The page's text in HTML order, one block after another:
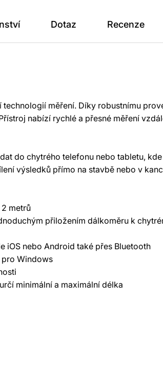
Dotaz Recenze
měření. Díky robustnímu
nabízí rychlé a přesné měření
do chytrého telefonu nebo tabletu,
výsledků přímo na stavbě nebo v
metrů
přiložením dálkoměru k
iOS nebo Android také přes Bluetooth
pro Windows
minimální a maximální délka